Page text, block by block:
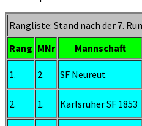
Rangliste: Stand nach der 7.
Rang MNr Mannschaft
1. 2. SF Neureut
2. 1. Karlsruher SF 1853